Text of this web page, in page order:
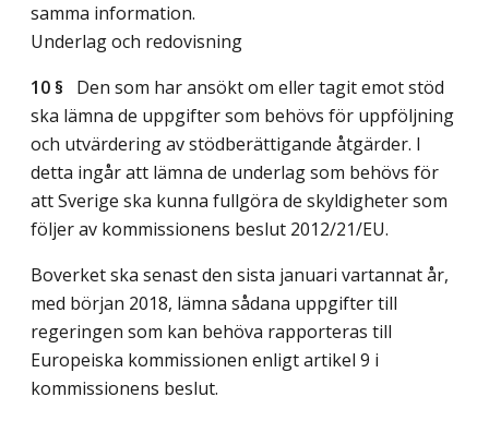
samma information.
Underlag och redovisning
10 § Den som har ansökt om eller tagit emot stöd
ska lämna de uppgifter som behövs för uppföljning
och utvärdering av stödberättigande åtgärder. I
detta ingår att lämna de underlag som behövs för
att Sverige ska kunna fullgöra de skyldigheter som
följer av kommissionens beslut 2012/21/EU.
Boverket ska senast den sista januari vartannat år,
med början 2018, lämna sådana uppgifter till
regeringen som kan behöva rapporteras till
Europeiska kommissionen enligt artikel 9 i
kommissionens beslut.